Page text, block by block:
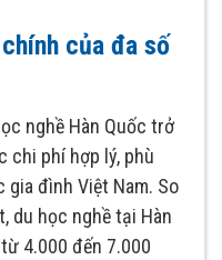
của đa số
nghề Hàn Quốc trở
chi phí hợp lý, phù
gia đình Việt Nam. So
du học nghề tại Hàn
4.000 đến 7.000